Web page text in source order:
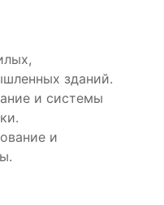
зданий.
и системы
и